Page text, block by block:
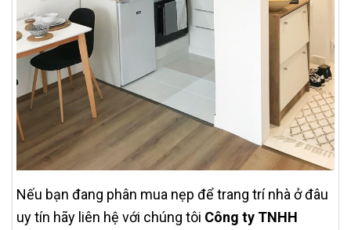
Nếu bạn đang phân mua nẹp để trang trí nhà ở đâu
uy tín hãy liên hệ với chúng tôi Công ty TNHH